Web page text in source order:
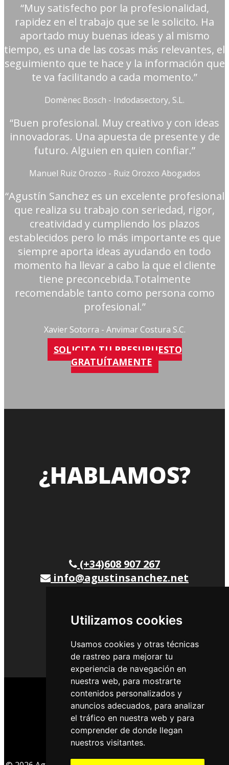
Utilizamos cookies
Usamos cookies y otras técnicas
de rastreo para mejorar tu
experiencia de navegación en
nuestra web, para mostrarte
contenidos personalizados y
anuncios adecuados, para analizar
el tráfico en nuestra web y para
comprender de donde llegan
nuestros visitantes.
“Muy satisfecho por la profesionalidad,
rapidez en el trabajo que se le solicito. Ha
aportado muy buenas ideas y al mismo
tiempo, es una de las cosas más relevantes, el
seguimiento que te hace y la información que
te va facilitando a cada momento.”
Domènec Bosch - Indodasectory, S.L.
“Buen profesional. Muy creativo y con ideas
innovadoras. Una apuesta de presente y de
futuro. Alguien en quien confiar.”
Manuel Ruiz Orozco - Ruiz Orozco Abogados
“Agustín Sanchez es un excelente profesional
que realiza su trabajo con seriedad, rigor,
creatividad y cumpliendo los plazos
establecidos pero lo más importante es que
siempre aporta ideas ayudando en todo
momento ha llevar a cabo la que el cliente
tiene preconcebida.Totalmente
recomendable tanto como persona como
profesional.”
Xavier Sotorra - Anvimar Costura S.C.
SOLICITA TU PRESUPUESTO
GRATUÍTAMENTE
¿HABLAMOS?
(+34)608 907 267
info@agustinsanchez.net
Calle Cañada Aguilar, 2
04639 Mojácar(Almería)
Política de privacidad
Política de cookies
Gestionar cookies